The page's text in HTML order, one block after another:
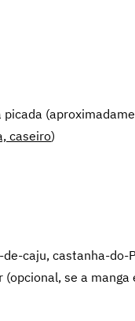
caseiro)
caju, castanha-do-
(opcional, se a